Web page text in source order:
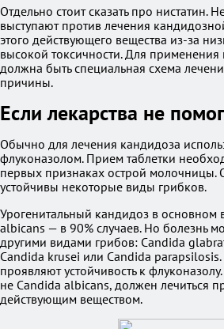
Отдельно стоит сказать про нистатин.
выступают против лечения
этого действующего вещества из-за
высокой токсичности. Для применения
должна быть специальная схема
причины.
Если лекарства не
Обычно для лечения кандидоза
флуконазолом. Прием таблетки
первых признаках острой молочницы.
устойчивы некоторые виды грибков.
Урогенитальный кандидоз в основном
albicans — в 90% случаев. Но болезнь
другими видами грибов: Candida
Candida krusei или Candida
проявляют устойчивость к
не Candida albicans, должен лечиться
действующим веществом.